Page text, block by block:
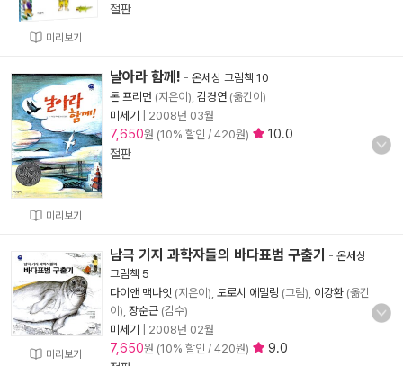
미리보기
절판
미리보기
날아라 함께! - 온세상 그림책 10
돈 프리먼 (지은이), 김경연 (옮긴이)
미세기
2008년 03월
7,650원 (10% 할인 / 420원)
10.0
절판
미리보기
남극 기지 과학자들의 바다표범 구출기 - 온세상
그림책 5
다이앤 맥나잇 (지은이), 도로시 에멀링 (그림), 이강환 (옮긴
이), 장순근 (감수)
미세기
2008년 02월
7,650원 (10% 할인 / 420원)
9.0